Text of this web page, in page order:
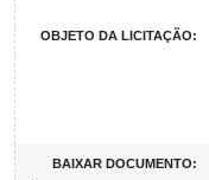
OBJETO DA LICITAÇÃO:
BAIXAR DOCUMENTO: